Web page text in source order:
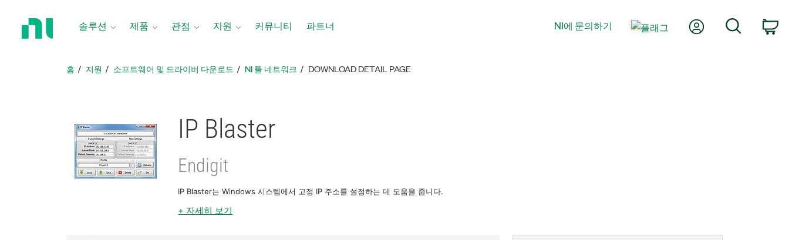
솔루션 제품 관점 지원 커뮤니티 파트너 NI에 문의하기 내 계정
홈 지원 소프트웨어 및 드라이버 다운로드 NI 툴 네트워크 DOWNLOAD DETAIL PAGE
IP Blaster
Endigit
IP Blaster는 Windows 시스템에서 고정 IP 주소를 설정하는 데 도움을 줍니다.
+ 자세히 보기